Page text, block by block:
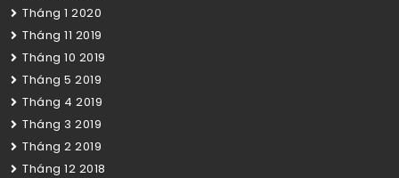
Tháng 1 2020
Tháng 11 2019
Tháng 10 2019
Tháng 5 2019
Tháng 4 2019
Tháng 3 2019
Tháng 2 2019
Tháng 12 2018